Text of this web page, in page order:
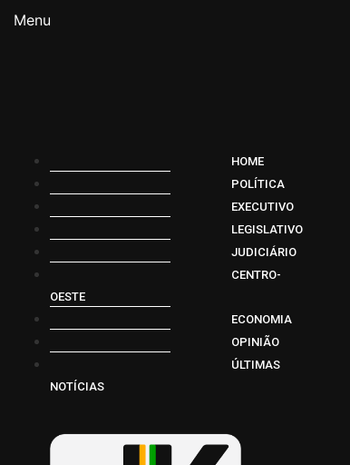
Menu
HOME
POLÍTICA
EXECUTIVO
LEGISLATIVO
JUDICIÁRIO
CENTRO-
OESTE
ECONOMIA
OPINIÃO
ÚLTIMAS
NOTÍCIAS